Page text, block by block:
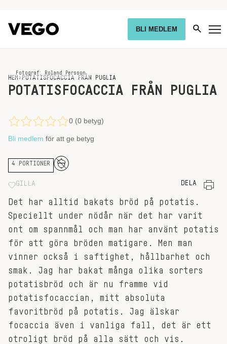
BLI MEDLEM
HEM › POTATISFOCACCIA FRÅN PUGLIA
Fotograf: Roland Persson
POTATISFOCACCIA FRÅN PUGLIA
0 (0 betyg)
Bli medlem för att ge betyg
4 PORTIONER
GILLA DELA
Det har alltid bakats bröd på potatis.
Speciellt under nödår när det har varit
ont om spannmål och man har använt potatis
för att göra bröden matigare. Men man
vinner också i saftighet, hållbarhet och
smak. Jag har bakat många olika sorters
potatisbröd och är nu framme vid
potatisfocaccian, mitt absoluta
favoritbröd på potatis. Jag älskar
focaccia även i vanliga fall, det är ett
otroligt bröd på alla sätt och vis.